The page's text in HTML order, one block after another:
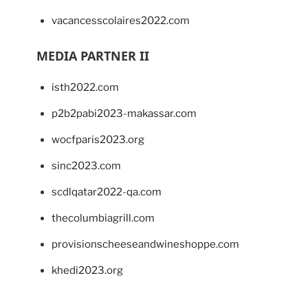
vacancesscolaires2022.com
MEDIA PARTNER II
isth2022.com
p2b2pabi2023-makassar.com
wocfparis2023.org
sinc2023.com
scdlqatar2022-qa.com
thecolumbiagrill.com
provisionscheeseandwineshoppe.com
khedi2023.org